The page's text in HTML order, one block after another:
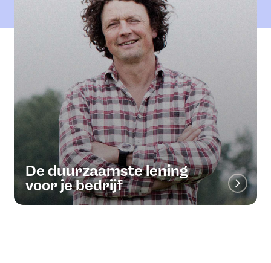
De duurzaamste lening
voor je bedrijf